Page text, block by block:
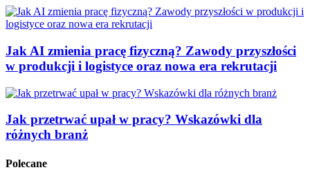
Jak AI zmienia pracę fizyczną? Zawody przyszłości
w produkcji i logistyce oraz nowa era rekrutacji
Jak przetrwać upał w pracy? Wskazówki dla
różnych branż
Polecane